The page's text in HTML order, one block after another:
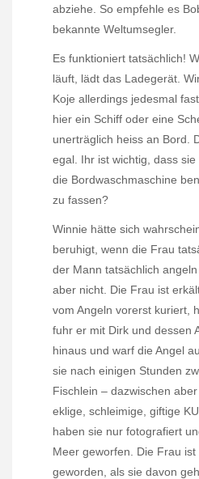
abziehe. So empfehle es
bekannte Weltumsegler.
Es funktioniert tatsächlich!
läuft, lädt das Ladegerät.
Koje allerdings jedesmal
hier ein Schiff oder eine
unerträglich heiss an Bord.
egal. Ihr ist wichtig, dass
die Bordwaschmaschine
zu fassen?
Winnie hätte sich
beruhigt, wenn die Frau
der Mann tatsächlich
aber nicht. Die Frau ist
vom Angeln vorerst kuriert,
fuhr er mit Dirk und dessen
hinaus und warf die Angel
sie nach einigen Stunden
Fischlein – dazwischen
eklige, schleimige, giftige
haben sie nur fotografiert
Meer geworfen. Die Frau ist
geworden, als sie davon